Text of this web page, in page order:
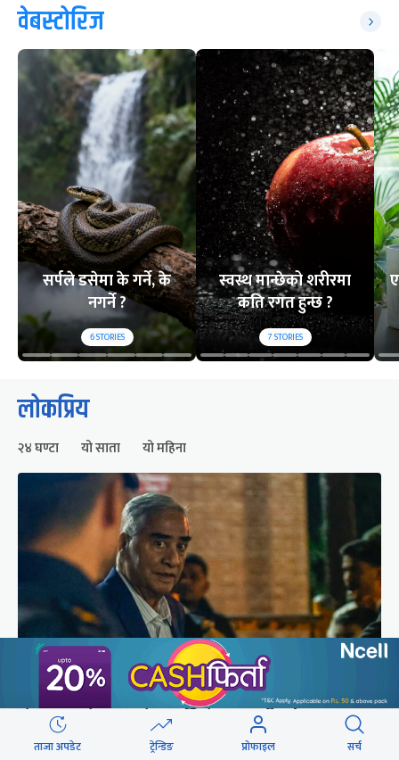
वेबस्टोरिज
सर्पले डसेमा के गर्ने, के
नगर्ने ?
6STORIES
स्वस्थ मान्छेको शरीरमा
कति रगत हुन्छ ?
7STORIES
लोकप्रिय
२४ घण्टा यो साता यो महिना
शेरबहादुर देउवा स्वदेश फर्किने समय परिवर्तन
ताजा अपडेट ट्रेन्डिङ प्रोफाइल सर्च